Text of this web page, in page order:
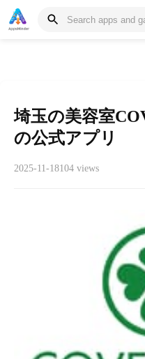
埼玉の美容室
の公式アプリ
2025-11-18104 views